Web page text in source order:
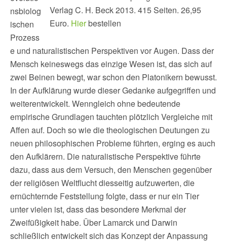
Verlag C. H. Beck 2013. 415 Seiten. 26,95
Euro. Hierbestellen
nsbiolog
ischen
Prozess
e und naturalistischen Perspektiven vor Augen. Dass der
Mensch keineswegs das einzige Wesen ist, das sich auf
zwei Beinen bewegt, war schon den Platonikern bewusst.
In der Aufklärung wurde dieser Gedanke aufgegriffen und
weiterentwickelt. Wenngleich ohne bedeutende
empirische Grundlagen tauchten plötzlich Vergleiche mit
Affen auf. Doch so wie die theologischen Deutungen zu
neuen philosophischen Probleme führten, erging es auch
den Aufklärern. Die naturalistische Perspektive führte
dazu, dass aus dem Versuch, den Menschen gegenüber
der religiösen Weltflucht diesseitig aufzuwerten, die
ernüchternde Feststellung folgte, dass er nur ein Tier
unter vielen ist, dass das besondere Merkmal der
Zweifüßigkeit habe. Über Lamarck und Darwin
schließlich entwickelt sich das Konzept der Anpassung